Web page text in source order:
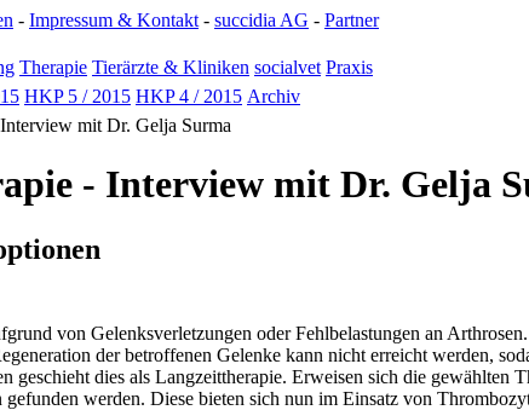
- Impressum & Kontakt - succidia AG - Partner
Therapie Tierärzte & Kliniken socialvet Praxis
HKP 5 / 2015 HKP 4 / 2015 Archiv
mit Dr. Gelja Surma
- Interview mit Dr. Gelja
von Gelenksverletzungen oder Fehlbelastungen an
der betroffenen Gelenke kann nicht erreicht werden,
geschieht dies als Langzeittherapie. Erweisen sich die
werden. Diese bieten sich nun im Einsatz von